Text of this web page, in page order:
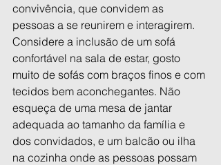
convivência, que convidem as
pessoas a se reunirem e interagirem.
Considere a inclusão de um sofá
confortável na sala de estar, gosto
muito de sofás com braços finos e com
tecidos bem aconchegantes. Não
esqueça de uma mesa de jantar
adequada ao tamanho da família e
dos convidados, e um balcão ou ilha
na cozinha onde as pessoas possam